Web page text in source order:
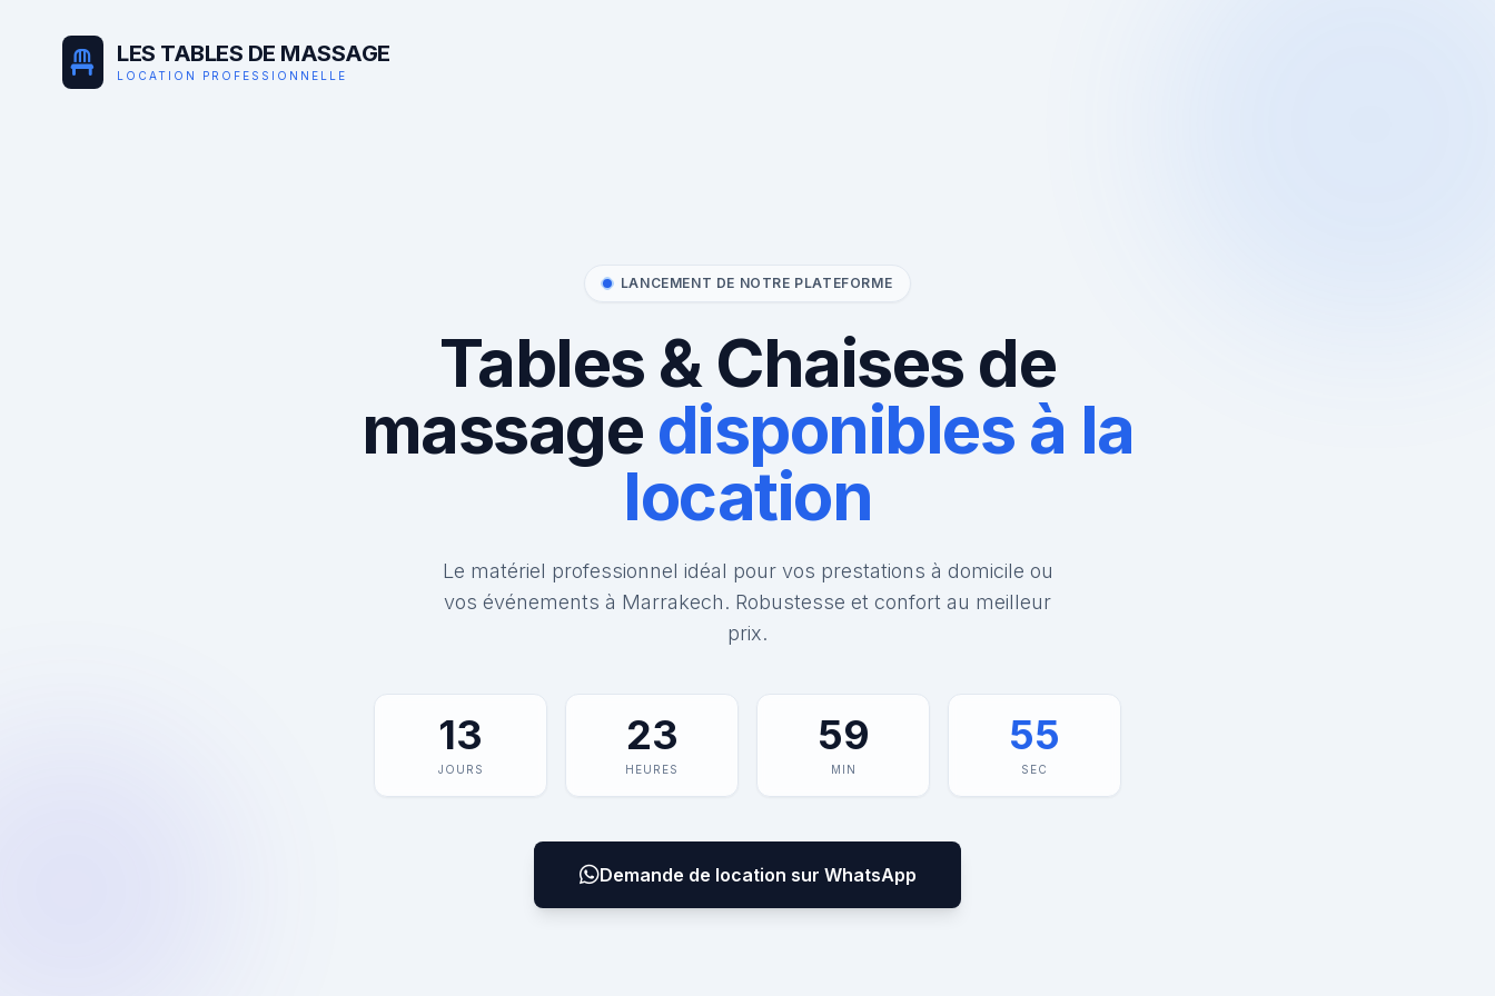
LES TABLES DE MASSAGE
LOCATION PROFESSIONNELLE
LANCEMENT DE NOTRE PLATEFORME
Tables & Chaises de
massage disponibles à la
location
Le matériel professionnel idéal pour vos prestations à domicile ou
vos événements à Marrakech. Robustesse et confort au meilleur
prix.
13
JOURS
23
HEURES
59
MIN
55
SEC
Demande de location sur WhatsApp